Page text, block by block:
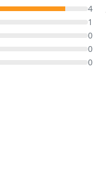
4
1
0
0
0